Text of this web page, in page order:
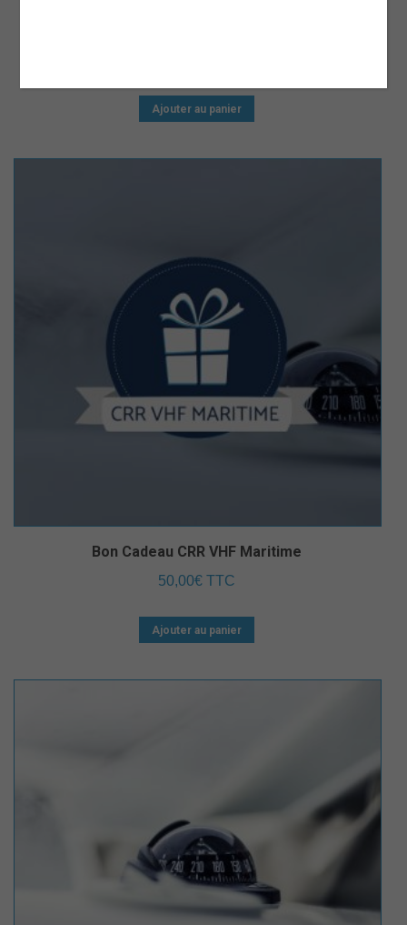
Ajouter au panier
Bon Cadeau CRR VHF Maritime
50,00€ TTC
Ajouter au panier